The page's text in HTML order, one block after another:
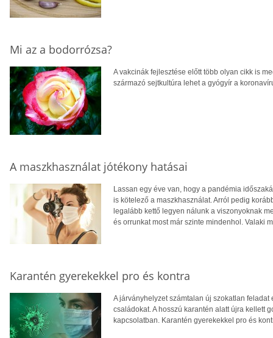
Mi az a bodorrózsa?
A vakcinák fejlesztése előtt több olyan cikk is
származó sejtkultúra lehet a gyógyír a
A maszkhasználat jótékony hatásai
Lassan egy éve van, hogy a pandémia
is kötelező a maszkhasználat. Arról pedig
legalább kettő legyen nálunk a viszonyoknak
és orrunkat most már szinte mindenhol. Valaki
Karantén gyerekekkel pro és kontra
A járványhelyzet számtalan új szokatlan
családokat. A hosszú karantén alatt újra kellett
kapcsolatban. Karantén gyerekekkel pro és